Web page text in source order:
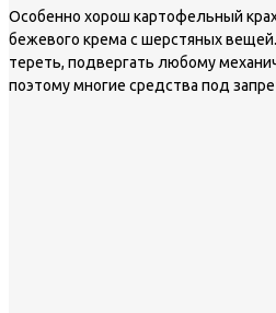
Особенно хорош картофельный
бежевого крема с шерстяных
тереть, подвергать любому
поэтому многие средства под